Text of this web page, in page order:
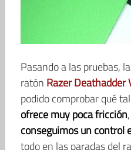
Pasando a las pruebas,
ratón Razer Deathadder
podido comprobar qué
ofrece muy poca fricción
conseguimos un control
todo en las paradas del